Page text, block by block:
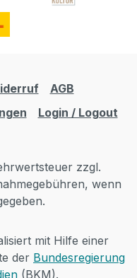
AGB
Login / Logout
zzgl.
wenn
mit Hilfe einer
der Bundesregierung
(BKM).